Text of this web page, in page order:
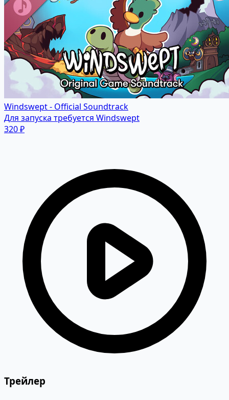
Windswept - Official Soundtrack
Для запуска требуется Windswept
320 ₽
Трейлер